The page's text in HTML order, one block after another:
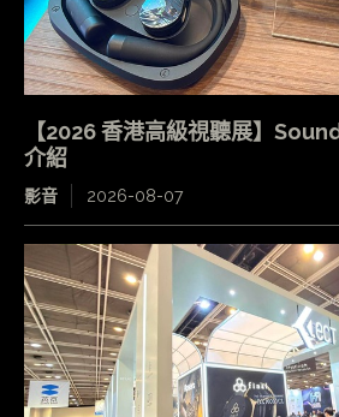
【2026 香港高級視聽展】
介紹
影音 2026-08-07